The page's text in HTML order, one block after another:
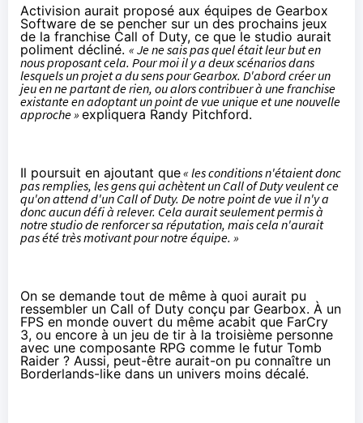
Activision aurait proposé aux équipes de Gearbox
Software de se pencher sur un des prochains jeux
de la franchise Call of Duty, ce que le studio aurait
poliment décliné. « Je ne sais pas quel était leur but en
nous proposant cela. Pour moi il y a deux scénarios dans
lesquels un projet a du sens pour Gearbox. D'abord créer un
jeu en ne partant de rien, ou alors contribuer à une franchise
existante en adoptant un point de vue unique et une nouvelle
approche » expliquera Randy Pitchford.
Il poursuit en ajoutant que« les conditions n'étaient donc
pas remplies, les gens qui achètent un Call of Duty veulent ce
qu'on attend d'un Call of Duty. De notre point de vue il n'y a
donc aucun défi à relever. Cela aurait seulement permis à
notre studio de renforcer sa réputation, mais cela n'aurait
pas été très motivant pour notre équipe. »
On se demande tout de même à quoi aurait pu
ressembler un Call of Duty conçu par Gearbox. À un
FPS en monde ouvert du même acabit que FarCry
3, ou encore à un jeu de tir à la troisième personne
avec une composante RPG comme le futur Tomb
Raider ? Aussi, peut-être aurait-on pu connaître un
Borderlands-like dans un univers moins décalé.